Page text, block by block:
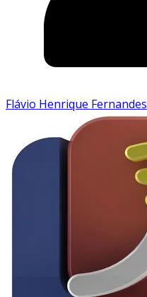
Flávio Henrique Fernandes